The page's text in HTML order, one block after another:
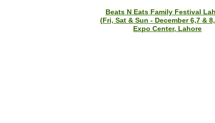
Beats N Eats Family Festival
(Fri, Sat & Sun - December 6,7 &
Expo Center, Lahore